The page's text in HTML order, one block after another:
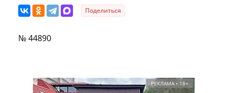
Поделиться
№ 44890
РЕКЛАМА • 18+